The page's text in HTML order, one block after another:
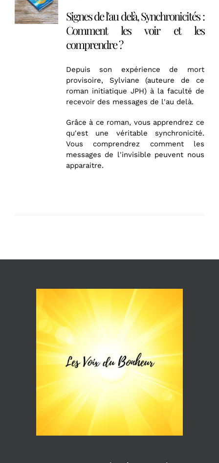
PANIER
/
DÉTAILS
Signes de l'au delà, Synchronicités :
Comment les voir et les
comprendre ?
Depuis son expérience de mort
provisoire, Sylviane (auteure de ce
roman initiatique JPH) à la faculté de
recevoir des messages de l'au delà.
Grâce à ce roman, vous apprendrez ce
qu'est une véritable synchronicité.
Vous comprendrez comment les
messages de l'invisible peuvent nous
apparaitre.